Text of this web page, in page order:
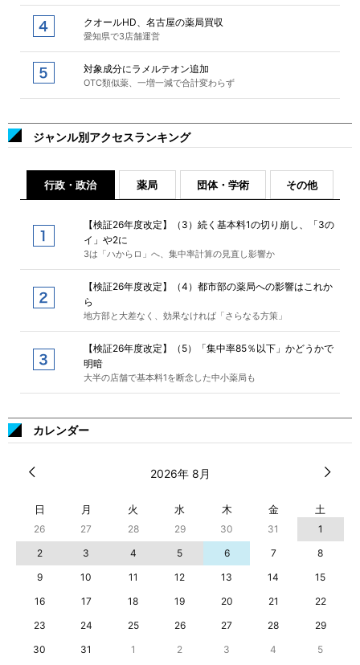
クオールHD、名古屋の薬局買収
愛知県で3店舗運営
対象成分にラメルテオン追加
OTC類似薬、一増一減で合計変わらず
ジャンル別アクセスランキング
行政・政治 薬局 団体・学術 その他
【検証26年度改定】（3）続く基本料1の切り崩し、「3の
イ」や2に
3は「ハからロ」へ、集中率計算の見直し影響か
【検証26年度改定】（4）都市部の薬局への影響はこれか
ら
地方部と大差なく、効果なければ「さらなる方策」
【検証26年度改定】（5）「集中率85％以下」かどうかで
明暗
大半の店舗で基本料1を断念した中小薬局も
カレンダー
2026年 8月
日 月 火 水 木 金 土
26 27 28 29 30 31
1
2
3 4 5 6 7
8
9
10 11 12 13 14
15
16
17 18 19 20 21
22
23
24 25 26 27 28
29
30
31 1 2 3 4 5